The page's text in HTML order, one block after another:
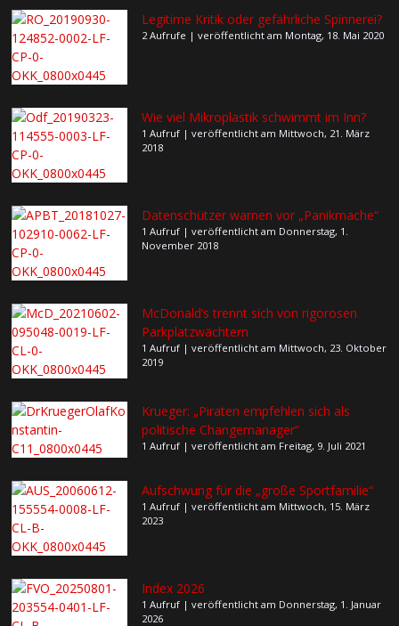
Legitime Kritik oder gefährliche Spinnerei?
2 Aufrufe |veröffentlicht am Montag, 18. Mai 2020
Wie viel Mikroplastik schwimmt im Inn?
1 Aufruf |veröffentlicht am Mittwoch, 21. März
2018
Datenschützer warnen vor „Panikmache“
1 Aufruf |veröffentlicht am Donnerstag, 1.
November 2018
McDonald‘s trennt sich von rigorosen
Parkplatzwächtern
1 Aufruf |veröffentlicht am Mittwoch, 23. Oktober
2019
Krueger: „Piraten empfehlen sich als
politische Changemanager“
1 Aufruf |veröffentlicht am Freitag, 9. Juli 2021
Aufschwung für die „große Sportfamilie“
1 Aufruf |veröffentlicht am Mittwoch, 15. März
2023
Index 2026
1 Aufruf |veröffentlicht am Donnerstag, 1. Januar
2026